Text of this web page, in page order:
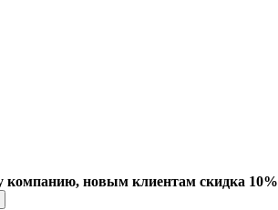
компанию, новым клиентам скидка 10%